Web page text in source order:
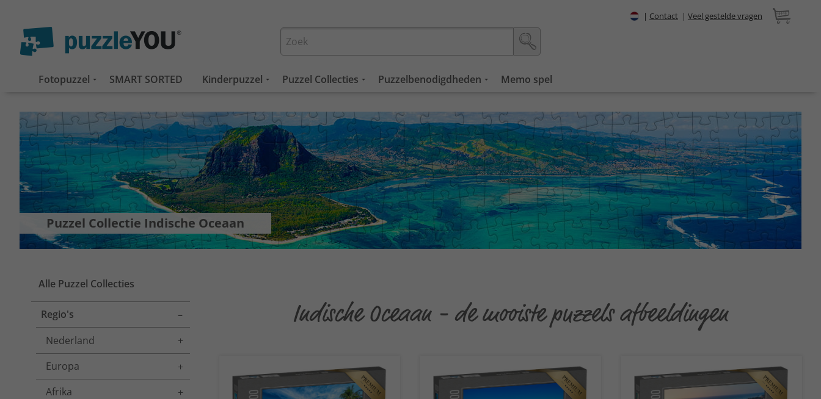
| Contact | Veel gestelde vragen
Fotopuzzel SMART SORTED Kinderpuzzel Puzzel Collecties Puzzelbenodigdheden Memo spel
Puzzel Collectie Indische Oceaan
Alle Puzzel Collecties
Regio's
Toggle menu
Nederland
Toggle menu
Europa
Toggle menu
Afrika
Toggle menu
Indische Oceaan - de mooiste puzzels afbeeldingen